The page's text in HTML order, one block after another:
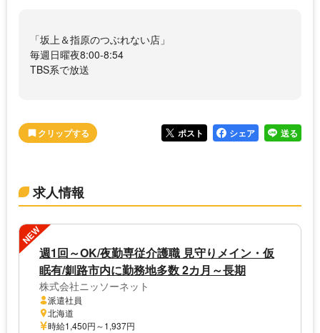
「坂上＆指原のつぶれない店」
毎週日曜夜8:00-8:54
TBS系で放送
ポスト シェア 送る
求人情報
NEW
週1回～OK/夜勤専従介護職 見守りメイン・仮
眠有/釧路市内に勤務地多数 2カ月～長期
株式会社ニッソーネット
派遣社員
北海道
時給1,450円～1,937円